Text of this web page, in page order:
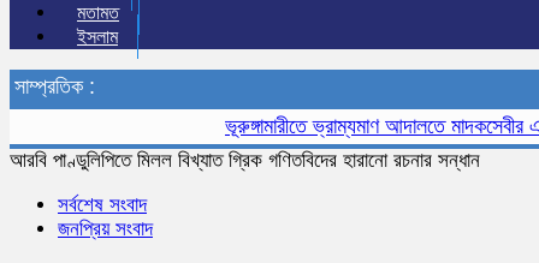
মতামত
ইসলাম
সাম্প্রতিক :
ভূরুঙ্গামারীতে ভ্রাম্যমাণ আদালতে মাদকসেবীর এক
আরবি পাণ্ডুলিপিতে মিলল বিখ্যাত গ্রিক গণিতবিদের হারানো রচনার সন্ধান
সর্বশেষ সংবাদ
জনপ্রিয় সংবাদ